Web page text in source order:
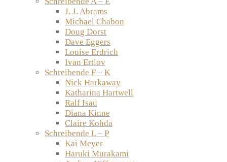
J. J. Abrams
Michael Chabon
Doug Dorst
Dave Eggers
Louise Erdrich
Ivan Ertlov
Schreibende F – K
Nick Harkaway
Katharina Hartwell
Ralf Isau
Diana Kinne
Claire Kohda
Schreibende L – P
Kai Meyer
Haruki Murakami